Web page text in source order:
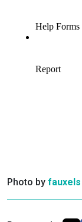
Photo by fauxels